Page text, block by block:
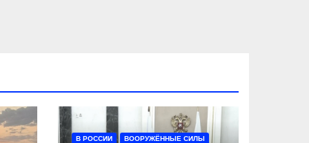
В РОССИИ ВООРУЖЁННЫЕ СИЛЫ